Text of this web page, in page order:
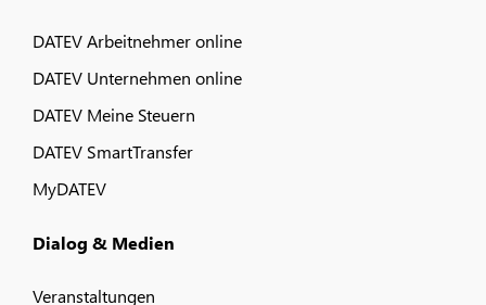
DATEV Arbeitnehmer online
DATEV Unternehmen online
DATEV Meine Steuern
DATEV SmartTransfer
MyDATEV
Dialog & Medien
Veranstaltungen